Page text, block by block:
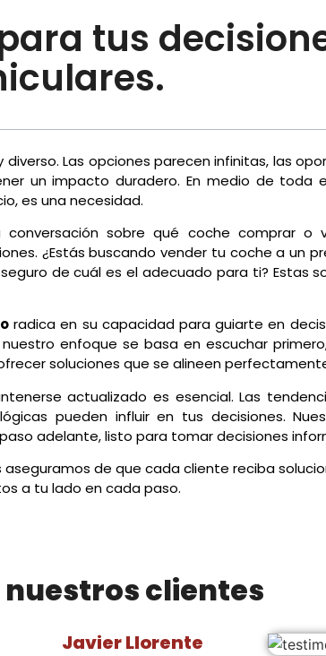
tus
Las opciones parecen infinitas, las
un impacto duradero. En medio de toda
es una necesidad.
sobre qué coche comprar o
¿Estás buscando vender tu coche a un
de cuál es el adecuado para ti? Estas
radica en su capacidad para guiarte en
nuestro enfoque se basa en escuchar
soluciones que se alineen
actualizado es esencial. Las
pueden influir en tus decisiones.
adelante, listo para tomar decisiones
nos aseguramos de que cada cliente reciba
a tu lado en cada paso.
nuestros clientes
Javier Llorente